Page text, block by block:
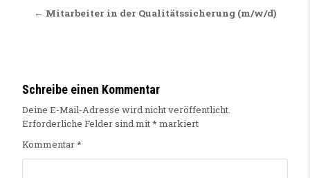
← Mitarbeiter in der Qualitätssicherung (m/w/d)
Schreibe einen Kommentar
Deine E-Mail-Adresse wird nicht veröffentlicht.
Erforderliche Felder sind mit* markiert
Kommentar*